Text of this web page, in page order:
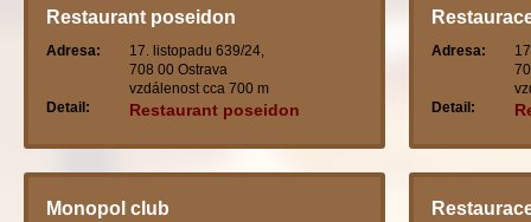
Restaurant poseidon
Adresa:
17. listopadu 639/24,
708 00 Ostrava
vzdálenost cca 700 m
Detail:
Restaurant poseidon
Adresa:
Detail:
Monopol club